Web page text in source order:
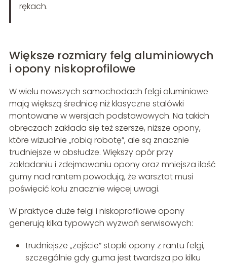
rękach.
Większe rozmiary felg aluminiowych
i opony niskoprofilowe
W wielu nowszych samochodach felgi aluminiowe
mają większą średnicę niż klasyczne stalówki
montowane w wersjach podstawowych. Na takich
obręczach zakłada się też szersze, niższe opony,
które wizualnie „robią robotę”, ale są znacznie
trudniejsze w obsłudze. Większy opór przy
zakładaniu i zdejmowaniu opony oraz mniejsza ilość
gumy nad rantem powodują, że warsztat musi
poświęcić kołu znacznie więcej uwagi.
W praktyce duże felgi i niskoprofilowe opony
generują kilka typowych wyzwań serwisowych:
trudniejsze „zejście” stopki opony z rantu felgi,
szczególnie gdy guma jest twardsza po kilku